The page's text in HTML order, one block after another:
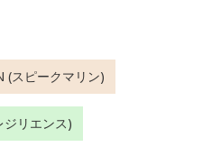
(スピークマリン)
ジリエンス)